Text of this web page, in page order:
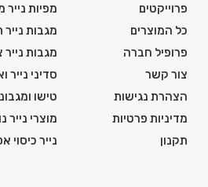
פרוייקטים
כל המוצרים
פרופיל חברה
צור קשר
הצהרת נגישות
מדיניות פרטיות
תקנון
מפיות נייר
מגבות נייר
מגבות נייר
סדיני נייר
טישו
מוצרי נייר
נייר כיסוי